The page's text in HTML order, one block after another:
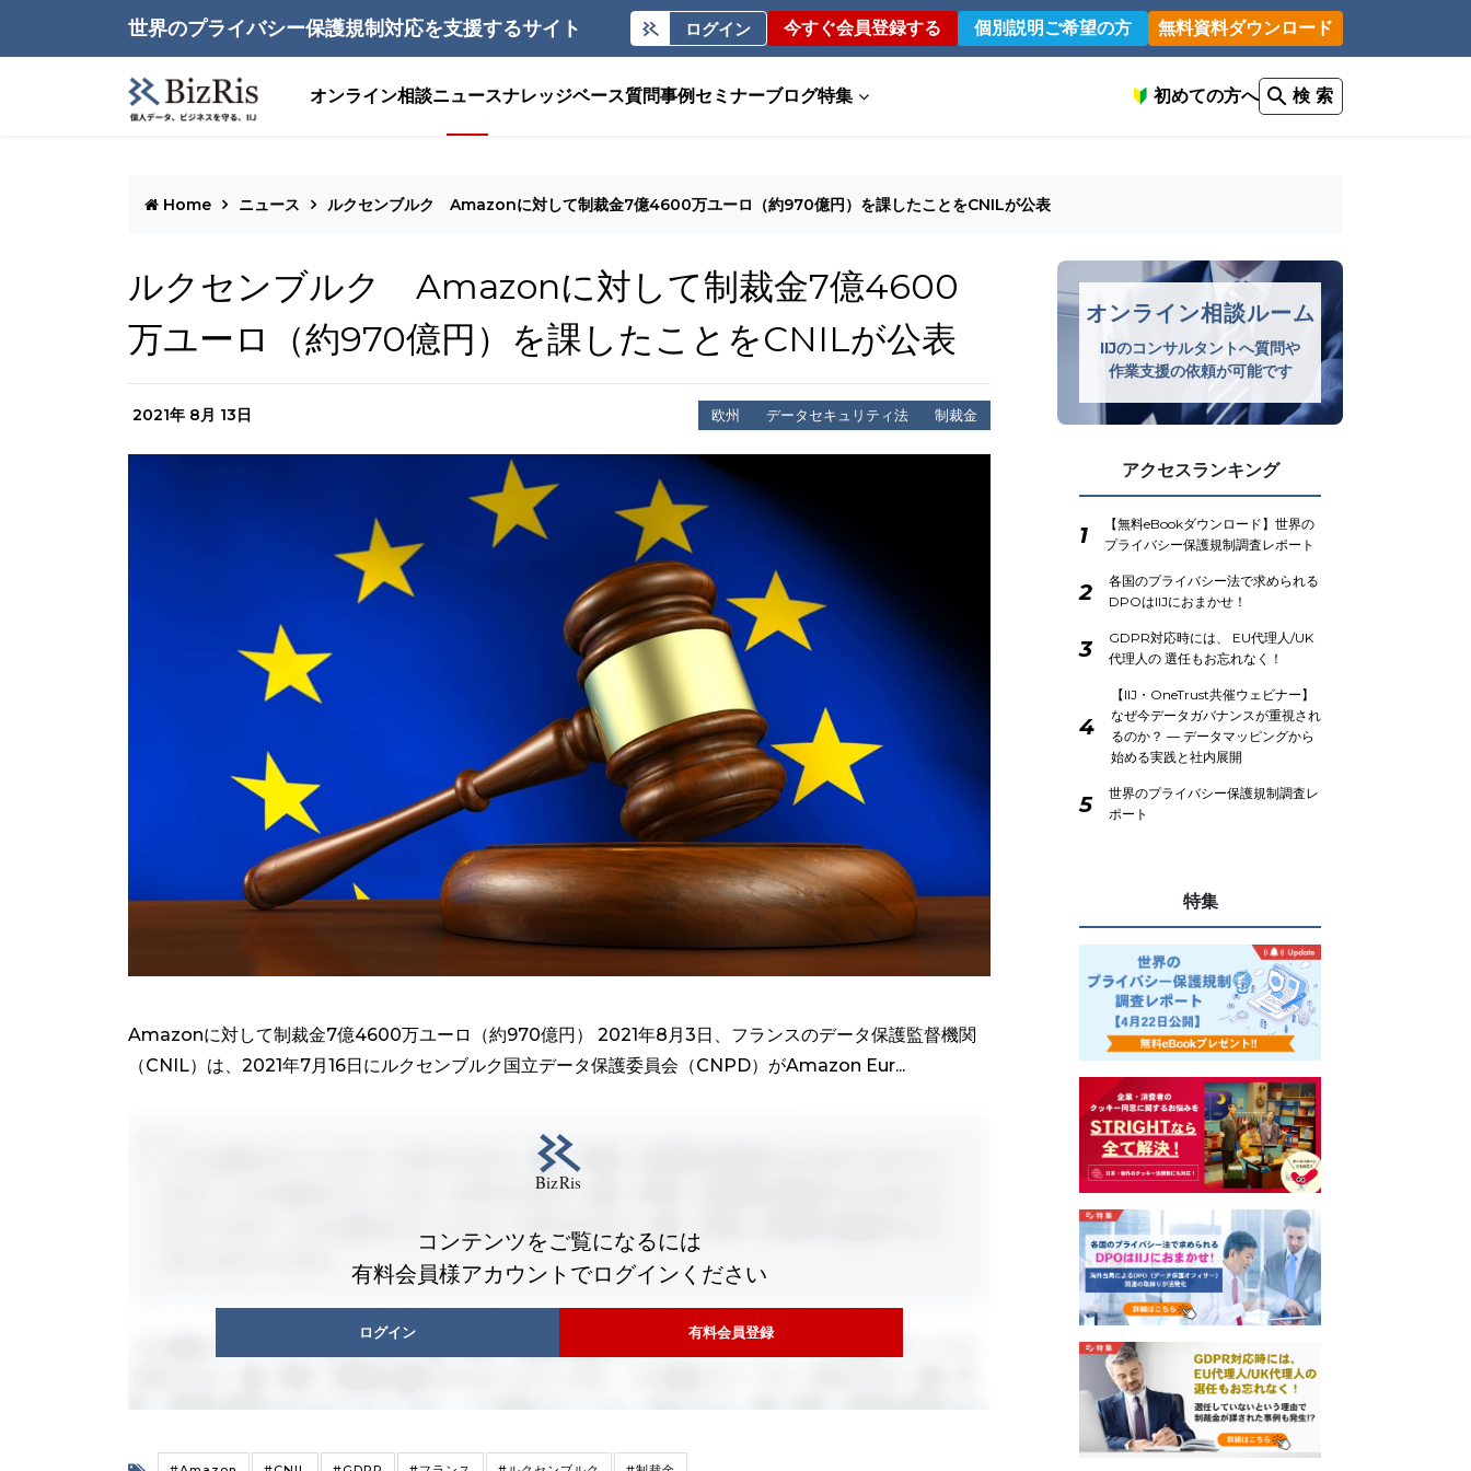
世界のプライバシー保護規制対応を支援するサイト ログイン 今すぐ会員登録する 個別説明ご希望の方 無料資料ダウンロード
オンライン相談ニュースナレッジベース質問事例 セミナーブログ特集 初めての方へ 検 索
Home ニュース ルクセンブルク Amazonに対して制裁金7億4600万ユーロ（約970億円）を課したことをCNILが公表
ルクセンブルク Amazonに対して制裁金7億4600
万ユーロ（約970億円）を課したことをCNILが公表
2021年 8月 13日 欧州 データセキュリティ法 制裁金
Amazonに対して制裁金7億4600万ユーロ（約970億円） 2021年8月3日、フランスのデータ保護監督機関
（CNIL）は、2021年7月16日にルクセンブルク国立データ保護委員会（CNPD）がAmazon Eur...
コンテンツをご覧になるには
有料会員様アカウントでログインください
ログイン 有料会員登録
オンライン相談ルーム
IIJのコンサルタントへ質問や
作業支援の依頼が可能です
アクセスランキング
1
【無料eBookダウンロード】世界の
プライバシー保護規制調査レポート
2
各国のプライバシー法で求められる
DPOはIIJにおまかせ！
3
GDPR対応時には、 EU代理人/UK
代理人の 選任もお忘れなく！
4
【IIJ・OneTrust共催ウェビナー】
なぜ今データガバナンスが重視され
るのか？ ― データマッピングから
始める実践と社内展開
5
世界のプライバシー保護規制調査レ
ポート
特集